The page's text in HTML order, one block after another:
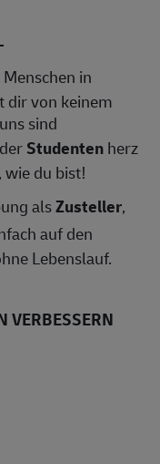
in
dir von keinem
sind
Studentenherz
du bist!
alsZusteller,
auf den
Lebenslauf.
VERBESSERN